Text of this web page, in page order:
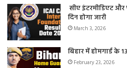
सीए इंटरमीडिएट और
दिन होगा जारी
March 3, 2026
बिहार में होमगार्ड के
February 23, 2026